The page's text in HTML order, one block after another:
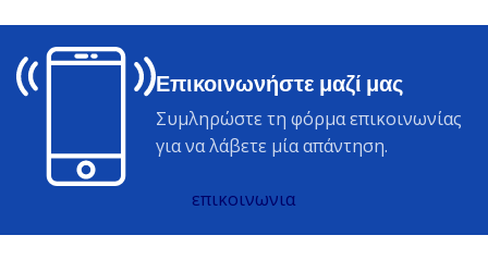
Επικοινωνήστε μαζί μας
Συμληρώστε τη φόρμα επικοινωνίας
για να λάβετε μία απάντηση.
επικοινωνια